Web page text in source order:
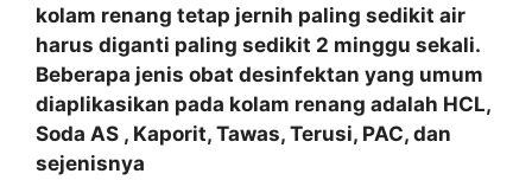
kolam renang tetap jernih paling sedikit air
harus diganti paling sedikit 2 minggu sekali.
Beberapa jenis obat desinfektan yang umum
diaplikasikan pada kolam renang adalah HCL,
Soda AS , Kaporit, Tawas, Terusi, PAC, dan
sejenisnya